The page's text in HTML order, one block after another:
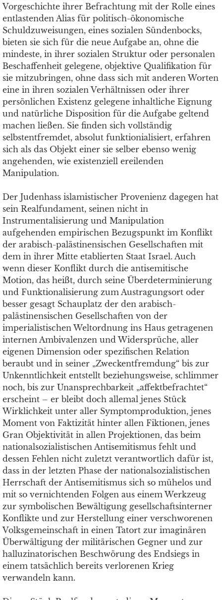
Vorgeschichte ihrer Befrachtung mit der Rolle eines
entlastenden Alias für politisch-ökonomische
Schuldzuweisungen, eines sozialen Sündenbocks,
bieten sie sich für die neue Aufgabe an, ohne die
mindeste, in ihrer sozialen Struktur oder personalen
Beschaffenheit gelegene, objektive Qualifikation für
sie mitzubringen, ohne dass sich mit anderen Worten
eine in ihren sozialen Verhältnissen oder ihrer
persönlichen Existenz gelegene inhaltliche Eignung
und natürliche Disposition für die Aufgabe geltend
machen ließen. Sie finden sich vollständig
selbstentfremdet, absolut funktionialisiert, erfahren
sich als das Objekt einer sie selber ebenso wenig
angehenden, wie existenziell ereilenden
Manipulation.
Der Judenhass islamistischer Provenienz dagegen hat
sein Realfundament, seinen nicht in
Instrumentalisierung und Manipulation
aufgehenden empirischen Bezugspunkt im Konflikt
der arabisch-palästinensischen Gesellschaften mit
dem in ihrer Mitte etablierten Staat Israel. Auch
wenn dieser Konflikt durch die antisemitische
Motion, das heißt, durch seine Überdeterminierung
und Funktionalisierung zum Austragungsort oder
besser gesagt Schauplatz der den arabisch-
palästinensischen Gesellschaften von der
imperialistischen Weltordnung ins Haus getragenen
internen Ambivalenzen und Widersprüche, aller
eigenen Dimension oder spezifischen Relation
beraubt und in seiner „Zweckentfremdung“ bis zur
Unkenntlichkeit entstellt beziehungsweise, schlimmer
noch, bis zur Unansprechbarkeit „affektbefrachtet“
erscheint – er bleibt doch allemal jenes Stück
Wirklichkeit unter aller Symptomproduktion, jenes
Moment von Faktizität hinter allen Fiktionen, jenes
Gran Objektivität in allen Projektionen, das beim
nationalsozialistischen Antisemitismus fehlt und
dessen Fehlen nicht zuletzt verantwortlich dafür ist,
dass in der letzten Phase der nationalsozialistischen
Herrschaft der Antisemitismus sich so mühelos und
mit so vernichtenden Folgen aus einem Werkzeug
zur symbolischen Bewältigung gesellschaftsinterner
Konflikte und zur Herstellung einer verschworenen
Volksgemeinschaft in einen Tatort zur imaginären
Überwältigung der militärischen Gegner und zur
halluzinatorischen Beschwörung des Endsiegs in
einem tatsächlich bereits verlorenen Krieg
verwandeln kann.